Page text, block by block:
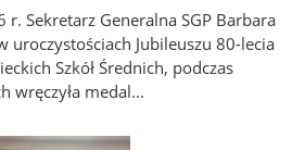
Sekretarz Generalna SGP Barbara
uroczystościach Jubileuszu 80-lecia
Szkół Średnich, podczas
wręczyła medal...